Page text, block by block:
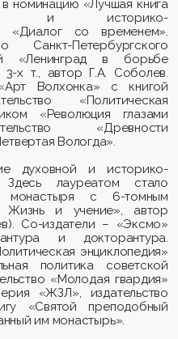
в номинацию «Лучшая книга
и историко-
«Диалог со временем».
Петербургского
«Ленинград в борьбе
х т., автор Г.А. Соболев.
Волхонка» с книгой
«Политическая
«Революция глазами
«Древности
Вологда».
духовной и историко-
Здесь лауреатом стало
монастыря с 6-томным
Жизнь и учение», автор
Со-издатели – «Эксмо»
и докторантура.
энциклопедия»
политика советской
«Молодая гвардия»
«ЖЗЛ», издательство
«Святой преподобный
им монастырь».